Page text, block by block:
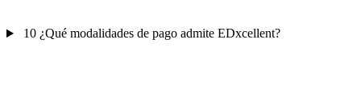
10 ¿Qué modalidades de pago admite EDxcellent?